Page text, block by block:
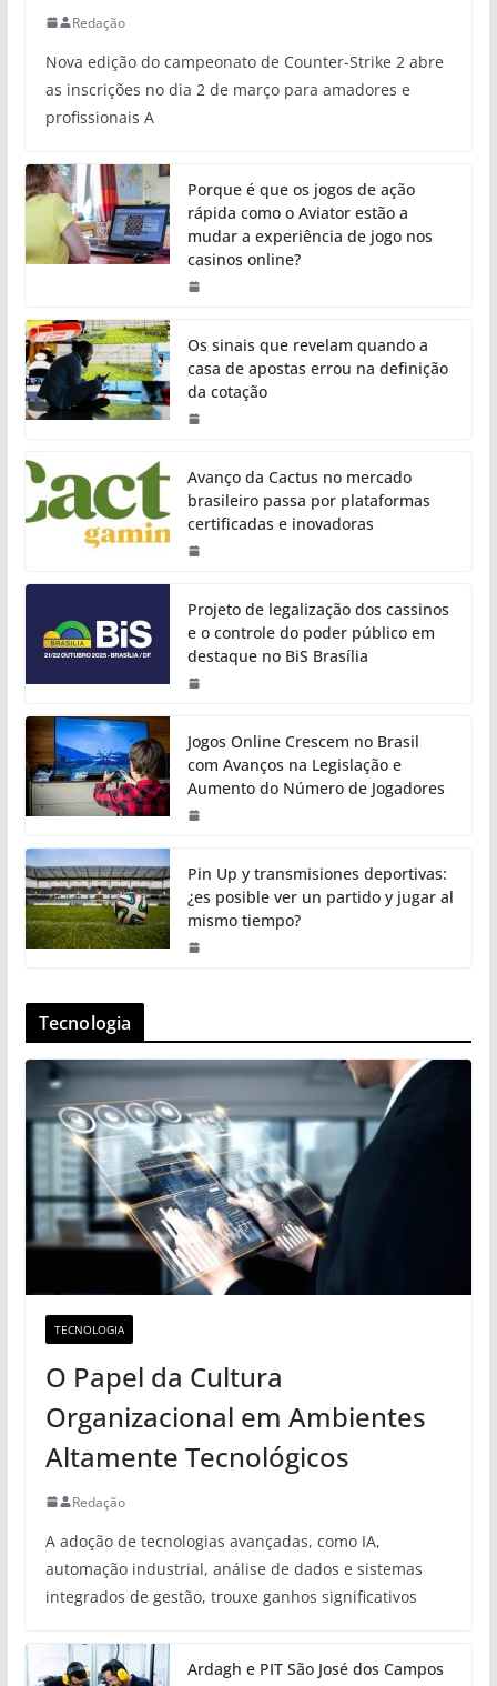
Redação
Nova edição do campeonato de Counter-Strike 2 abre
as inscrições no dia 2 de março para amadores e
profissionais A
Porque é que os jogos de ação
rápida como o Aviator estão a
mudar a experiência de jogo nos
casinos online?
Os sinais que revelam quando a
casa de apostas errou na definição
da cotação
Avanço da Cactus no mercado
brasileiro passa por plataformas
certificadas e inovadoras
Projeto de legalização dos cassinos
e o controle do poder público em
destaque no BiS Brasília
Jogos Online Crescem no Brasil
com Avanços na Legislação e
Aumento do Número de Jogadores
Pin Up y transmisiones deportivas:
¿es posible ver un partido y jugar al
mismo tiempo?
Tecnologia
TECNOLOGIA
O Papel da Cultura
Organizacional em Ambientes
Altamente Tecnológicos
Redação
A adoção de tecnologias avançadas, como IA,
automação industrial, análise de dados e sistemas
integrados de gestão, trouxe ganhos significativos
Ardagh e PIT São José dos Campos